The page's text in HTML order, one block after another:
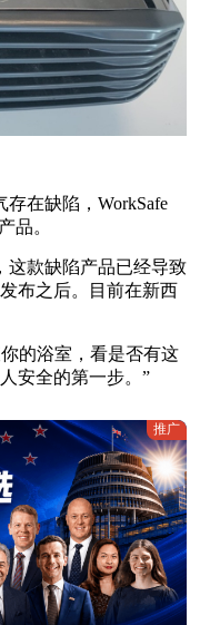
存在缺陷，WorkSafe
品。
这款缺陷产品已经导致
布之后。目前在新西
的浴室，看是否有这
安全的第一步。”
推广